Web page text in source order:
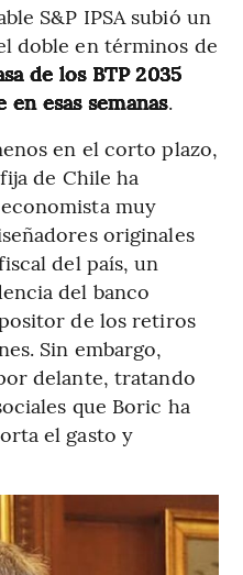
S&P IPSA subió un
doble en términos de
de los BTP 2035
esas semanas.
en el corto plazo,
de Chile ha
muy
originales
del país, un
del banco
de los retiros
Sin embargo,
delante, tratando
que Boric ha
el gasto y